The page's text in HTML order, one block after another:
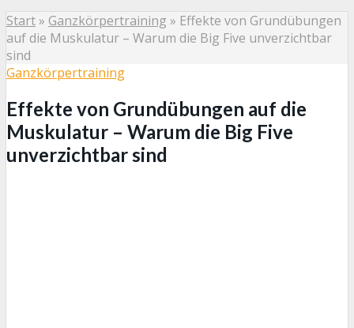
Start» Ganzkörpertraining » Effekte von Grundübungen
auf die Muskulatur – Warum die Big Five unverzichtbar
sind
Ganzkörpertraining
Effekte von Grundübungen auf die
Muskulatur – Warum die Big Five
unverzichtbar sind